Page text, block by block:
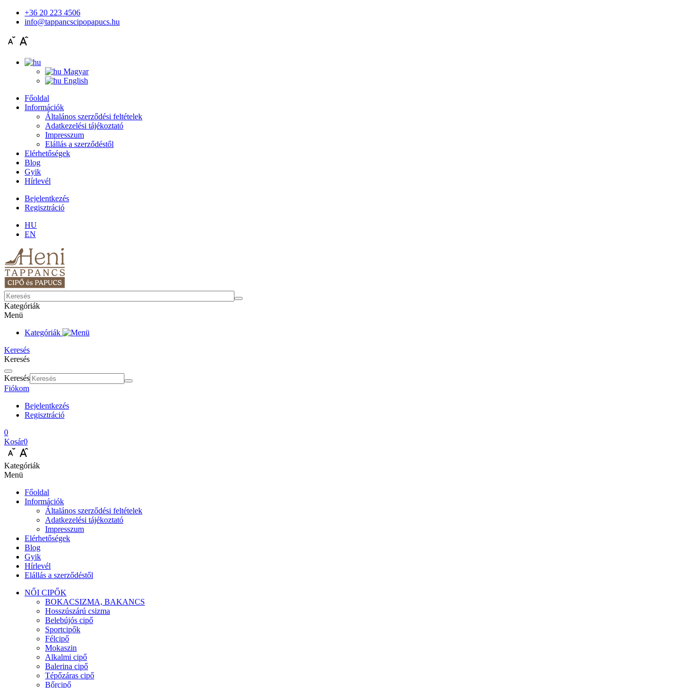
+36 20 223 4506
info@tappancscipopapucs.hu
Magyar
English
Főoldal
Információk
Általános szerződési feltételek
Adatkezelési tájékoztató
Impresszum
Elállás a szerződéstől
Elérhetőségek
Blog
Gyik
Hírlevél
Bejelentkezés
Regisztráció
HU
EN
Kategóriák
Menü
Kategóriák
Keresés
Keresés
Keresés
Fiókom
Bejelentkezés
Regisztráció
0
Kosár0
Kategóriák
Menü
Főoldal
Információk
Általános szerződési feltételek
Adatkezelési tájékoztató
Impresszum
Elérhetőségek
Blog
Gyik
Hírlevél
Elállás a szerződéstől
NŐI CIPŐK
BOKACSIZMA, BAKANCS
Hosszúszárú csizma
Belebújós cipő
Sportcipők
Félcipő
Mokaszin
Alkalmi cipő
Balerina cipő
Tépőzáras cipő
Bőrcipő